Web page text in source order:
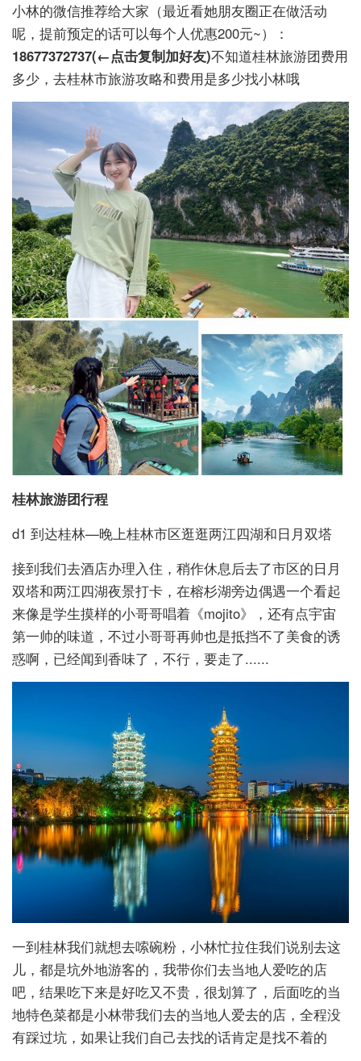
小林的微信推荐给大家（最近看她朋友圈正在做活动
呢，提前预定的话可以每个人优惠200元~）：
18677372737(←点击复制加好友)不知道桂林旅游团费用
多少，去桂林市旅游攻略和费用是多少找小林哦
桂林旅游团行程
d1 到达桂林—晚上桂林市区逛逛两江四湖和日月双塔
接到我们去酒店办理入住，稍作休息后去了市区的日月
双塔和两江四湖夜景打卡，在榕杉湖旁边偶遇一个看起
来像是学生摸样的小哥哥唱着《mojito》，还有点宇宙
第一帅的味道，不过小哥哥再帅也是抵挡不了美食的诱
惑啊，已经闻到香味了，不行，要走了......
一到桂林我们就想去嗦碗粉，小林忙拉住我们说别去这
儿，都是坑外地游客的，我带你们去当地人爱吃的店
吧，结果吃下来是好吃又不贵，很划算了，后面吃的当
地特色菜都是小林带我们去的当地人爱去的店，全程没
有踩过坑，如果让我们自己去找的话肯定是找不着的